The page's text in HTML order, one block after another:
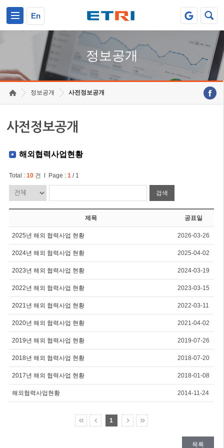
En
정보공개
정보공개 사전정보공개
사전정보공개
해외협력사업현황
Total : 10건 l Page : 1/ 1
검색
제목 공표일
2025년 해외 협력사업 현황 2026-03-26
2024년 해외 협력사업 현황 2025-04-02
2023년 해외 협력사업 현황 2024-03-19
2022년 해외 협력사업 현황 2023-03-15
2021년 해외 협력사업 현황 2022-03-11
2020년 해외 협력사업 현황 2021-04-02
2019년 해외 협력사업 현황 2019-07-26
2018년 해외 협력사업 현황 2018-07-20
2017년 해외 협력사업 현황 2018-01-08
해외협력사업현황 2014-11-24
1
목록